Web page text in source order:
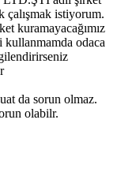
çalışmak istiyorum.
kuramayacağımız
odaca
da sorun olmaz.
olabilr.